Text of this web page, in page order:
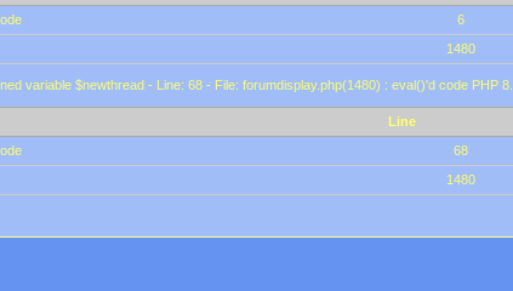
6
1480
variable $newthread - Line: 68 - File: forumdisplay.php(1480) : eval()'d code PHP
Line
68
1480